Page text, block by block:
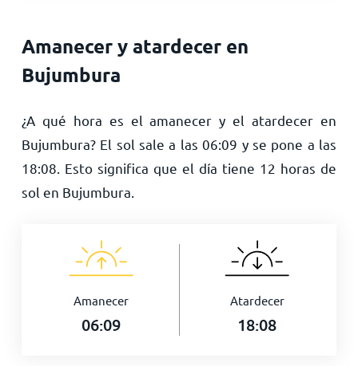
Amanecer y atardecer en
Bujumbura
¿A qué hora es el amanecer y el atardecer en
Bujumbura? El sol sale a las06:09 y se pone a las
18:08 . Esto significa que el día tiene 12 horas de
sol en Bujumbura.
Amanecer
06:09
Atardecer
18:08